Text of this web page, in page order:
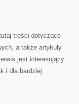
treści dotyczące
a także artykuły
jest interesujący
i dla bardziej